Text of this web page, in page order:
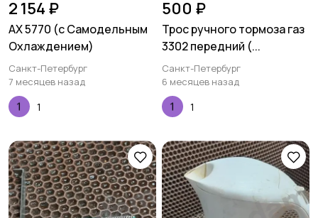
2 154 ₽
AX 5770 (с Самодельным
Охлаждением)
Санкт-Петербург
7 месяцев назад
1
500 ₽
Трос ручного тормоза газ
3302 передний (...
Санкт-Петербург
6 месяцев назад
1